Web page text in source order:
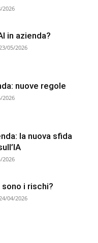
2026
in azienda?
05/2026
nuove regole
2026
la nuova sfida
2026
sono i rischi?
04/2026